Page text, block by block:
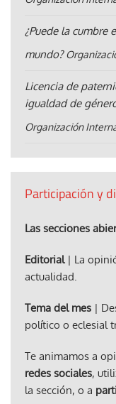
¿Puede la cumbre
mundo?
Licencia de
igualdad de
Organización
Participación y
Las secciones
Editorial| La
actualidad.
Tema del mes |
político o eclesial
Te animamos a
redes sociales,
la sección, o a